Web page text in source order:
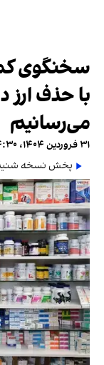
سخنگوی
با حذف ارز
می‌رسانیم
۳۱ فروردین ۱۴۰۴، ۱۴:۳۰ (‎+۱ گرینویچ)
پخش نسخه